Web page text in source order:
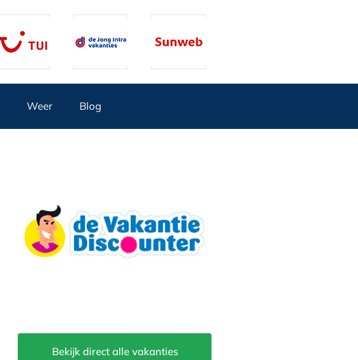
Weer Blog
Bekijk direct alle vakanties